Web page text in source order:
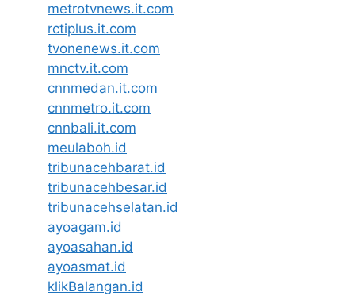
metrotvnews.it.com
rctiplus.it.com
tvonenews.it.com
mnctv.it.com
cnnmedan.it.com
cnnmetro.it.com
cnnbali.it.com
meulaboh.id
tribunacehbarat.id
tribunacehbesar.id
tribunacehselatan.id
ayoagam.id
ayoasahan.id
ayoasmat.id
klikBalangan.id